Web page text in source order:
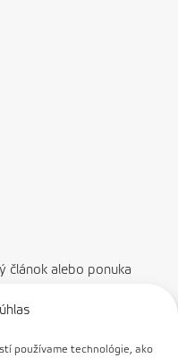
používame technológie, ako
článok alebo ponuka